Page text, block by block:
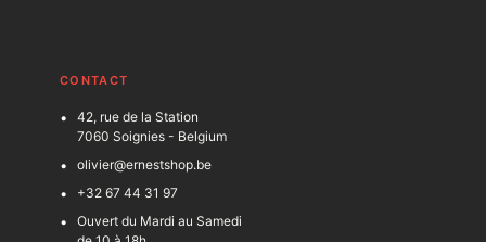
CONTACT
42, rue de la Station
7060 Soignies - Belgium
olivier@ernestshop.be
+32 67 44 31 97
Ouvert du Mardi au Samedi